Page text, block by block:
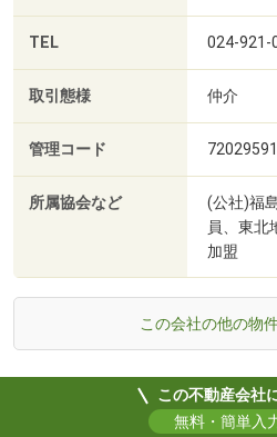
TEL 024-921-
取引態様 仲介
管理コード
所属協会など
(公社)福
員、東北
加盟
この会社の他の物
この不動産会社
無料・簡単入